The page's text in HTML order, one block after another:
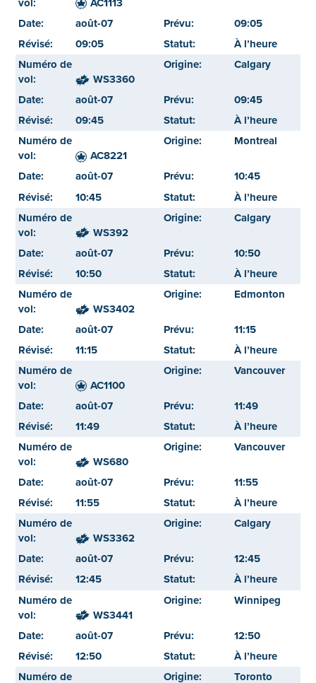
août-07
09:05
09:05
À l’heure
WS3360
Calgary
août-07
09:45
09:45
À l’heure
AC8221
Montreal
août-07
10:45
10:45
À l’heure
WS392
Calgary
août-07
10:50
10:50
À l’heure
WS3402
Edmonton
août-07
11:15
11:15
À l’heure
AC1100
Vancouver
août-07
11:49
11:49
À l’heure
WS680
Vancouver
août-07
11:55
11:55
À l’heure
WS3362
Calgary
août-07
12:45
12:45
À l’heure
WS3441
Winnipeg
août-07
12:50
12:50
À l’heure
Toronto